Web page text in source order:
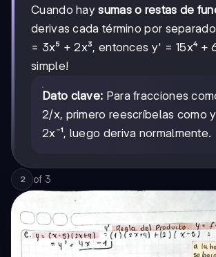
Cuando haysumas o restas de
derivas cada término por
= 3x⁵ + 2x³, entonces y' = 15x⁴ +
simple!
Dato clave: Para fracciones
2/x, primero reescríbelas como
2x⁻¹, luego deriva normalmente.
2 of 3